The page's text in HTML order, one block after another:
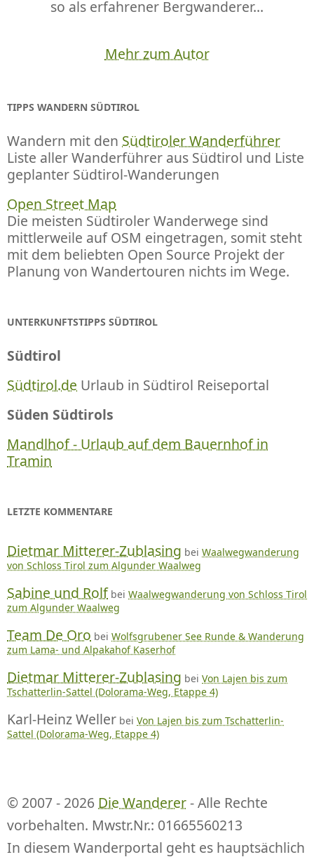
so als erfahrener Bergwanderer...
Mehr zum Autor
TIPPS WANDERN SÜDTIROL
Wandern mit den Südtiroler Wanderführer
Liste aller Wanderführer aus Südtirol und Liste
geplanter Südtirol-Wanderungen
Open Street Map
Die meisten Südtiroler Wanderwege sind
mittlerweile auf OSM eingetragen, somit steht
mit dem beliebten Open Source Projekt der
Planung von Wandertouren nichts im Wege.
UNTERKUNFTSTIPPS SÜDTIROL
Südtirol
Südtirol.de Urlaub in Südtirol Reiseportal
Süden Südtirols
Mandlhof - Urlaub auf dem Bauernhof in
Tramin
LETZTE KOMMENTARE
Dietmar Mitterer-Zublasing bei Waalwegwanderung
von Schloss Tirol zum Algunder Waalweg
Sabine und Rolf bei Waalwegwanderung von Schloss Tirol
zum Algunder Waalweg
Team De Oro bei Wolfsgrubener See Runde & Wanderung
zum Lama- und Alpakahof Kaserhof
Dietmar Mitterer-Zublasing bei Von Lajen bis zum
Tschatterlin-Sattel (Dolorama-Weg, Etappe 4)
Karl-Heinz Weller bei Von Lajen bis zum Tschatterlin-
Sattel (Dolorama-Weg, Etappe 4)
© 2007 - 2026 Die Wanderer- Alle Rechte
vorbehalten. Mwstr.Nr.: 01665560213
In diesem Wanderportal geht es hauptsächlich